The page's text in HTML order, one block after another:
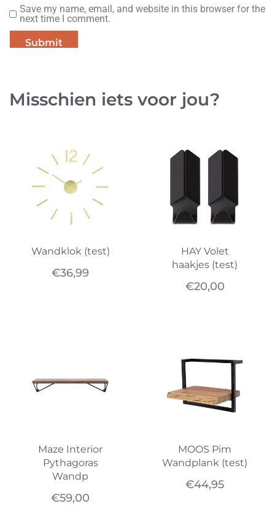
Save my name, email, and website in this browser for the
next time I comment.
Misschien iets voor jou?
Wandklok (test)
€36,99
HAY Volet
haakjes (test)
€20,00
Maze Interior
Pythagoras
Wandp
€59,00
MOOS Pim
Wandplank (test)
€44,95